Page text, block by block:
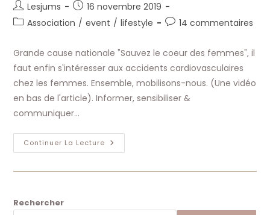
Auteur/autrice
de
Lesjums
Publication
publiée :
16 novembre 2019
PostAssociation / event / lifestyle
Commentaires
publication :
14 commentaires
Grande cause nationale "Sauvez le coeur des femmes", il
faut enfin s'intéresser aux accidents cardiovasculaires
chez les femmes. Ensemble, mobilisons-nous. (Une vidéo
en bas de l'article). Informer, sensibiliser &
communiquer…
Continuer La Lecture Sauvez
Le
Des
Rechercher